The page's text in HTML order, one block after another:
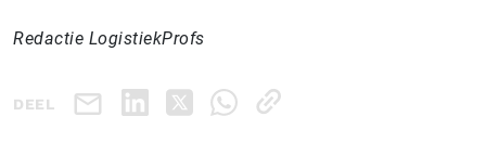
Redactie LogistiekProfs
DEEL